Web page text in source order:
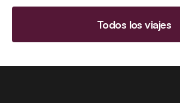
Todos los viajes